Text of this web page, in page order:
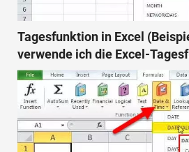
Tagesfunktion in Excel
verwende ich die Excel-